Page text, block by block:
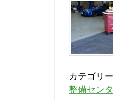
カテゴリ
整備セン